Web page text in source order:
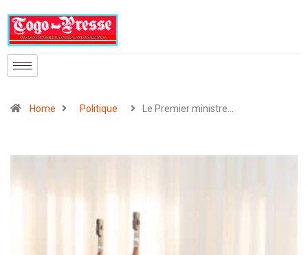
Home Politique Le Premier ministre…